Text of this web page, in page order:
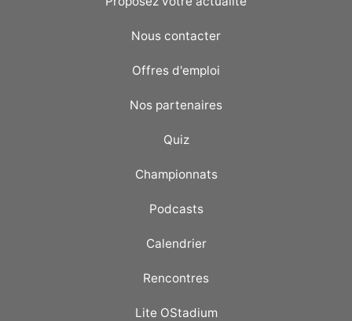
Nous contacter
Offres d'emploi
Nos partenaires
Quiz
Championnats
Podcasts
Calendrier
Rencontres
Lite OStadium